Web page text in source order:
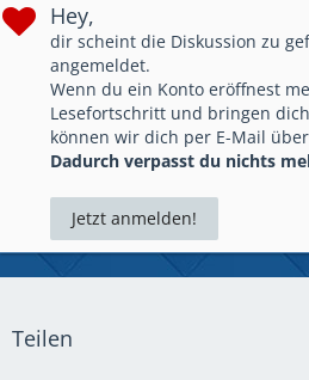
Hey,
dir scheint die Diskussion zu
angemeldet.
Wenn du ein Konto eröffnest
Lesefortschritt und bringen
können wir dich per E-Mail
Dadurch verpasst du nichts
Jetzt anmelden!
Teilen